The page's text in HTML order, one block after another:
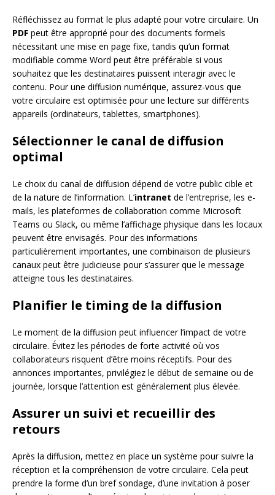
Réfléchissez au format le plus adapté pour votre circulaire. Un
PDF peut être approprié pour des documents formels
nécessitant une mise en page fixe, tandis qu’un format
modifiable comme Word peut être préférable si vous
souhaitez que les destinataires puissent interagir avec le
contenu. Pour une diffusion numérique, assurez-vous que
votre circulaire est optimisée pour une lecture sur différents
appareils (ordinateurs, tablettes, smartphones).
Sélectionner le canal de diffusion
optimal
Le choix du canal de diffusion dépend de votre public cible et
de la nature de l’information. L’intranet de l’entreprise, les e-
mails, les plateformes de collaboration comme Microsoft
Teams ou Slack, ou même l’affichage physique dans les locaux
peuvent être envisagés. Pour des informations
particulièrement importantes, une combinaison de plusieurs
canaux peut être judicieuse pour s’assurer que le message
atteigne tous les destinataires.
Planifier le timing de la diffusion
Le moment de la diffusion peut influencer l’impact de votre
circulaire. Évitez les périodes de forte activité où vos
collaborateurs risquent d’être moins réceptifs. Pour des
annonces importantes, privilégiez le début de semaine ou de
journée, lorsque l’attention est généralement plus élevée.
Assurer un suivi et recueillir des
retours
Après la diffusion, mettez en place un système pour suivre la
réception et la compréhension de votre circulaire. Cela peut
prendre la forme d’un bref sondage, d’une invitation à poser